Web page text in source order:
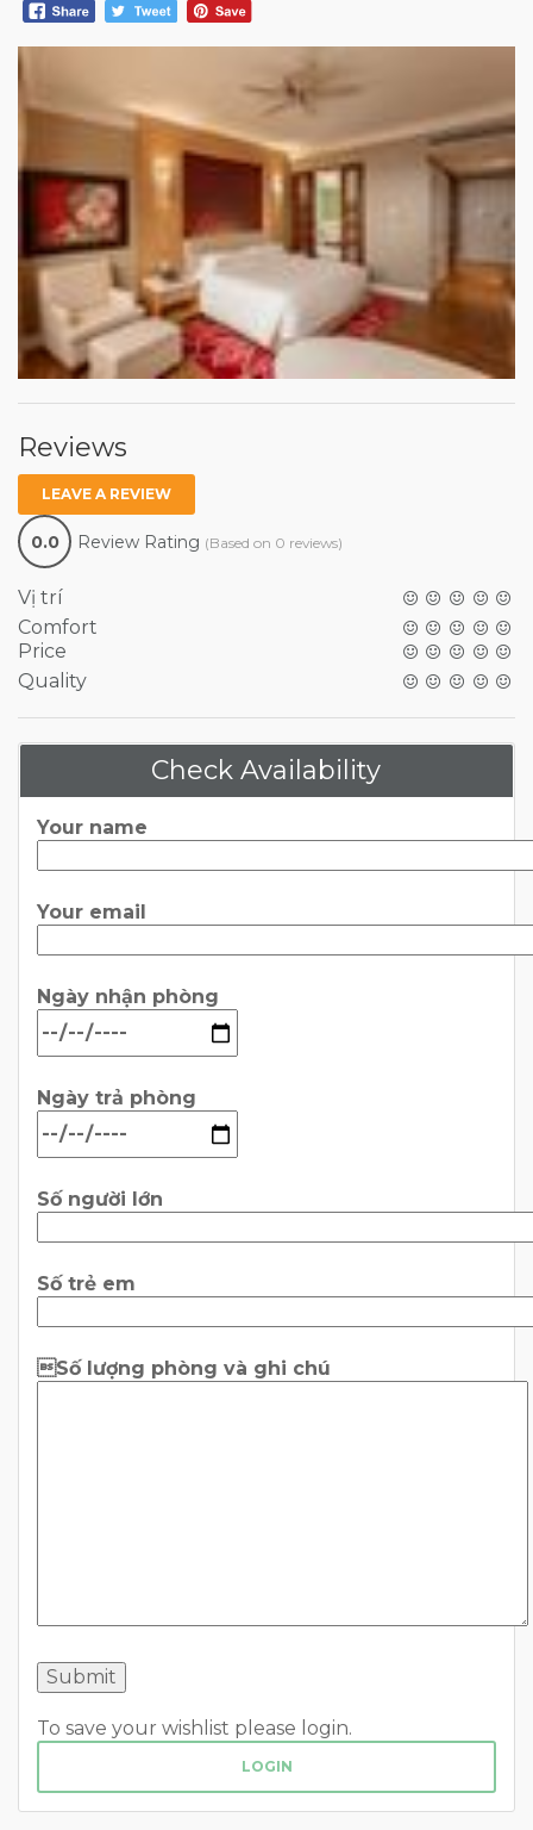
Reviews
LEAVE A REVIEW
0.0 Review Rating (Based on 0 reviews)
Vị trí
Comfort
Price
Quality
Check Availability
Your name
Your email
Ngày nhận phòng
Ngày trả phòng
Số người lớn
Số trẻ em
Số lượng phòng và ghi chú
To save your wishlist please login.
LOGIN